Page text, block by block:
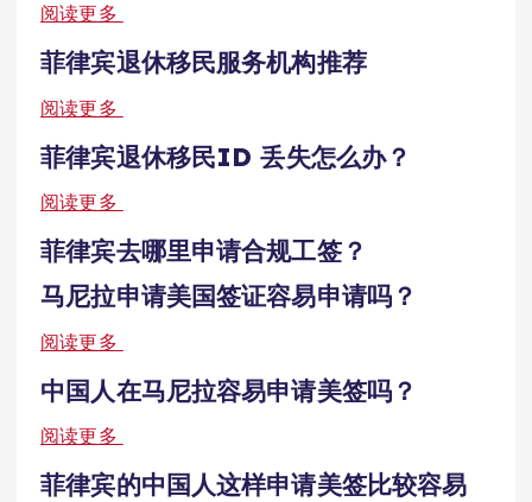
阅读更多
菲律宾退休移民服务机构推荐
阅读更多
菲律宾退休移民ID 丢失怎么办？
阅读更多
菲律宾去哪里申请合规工签？
马尼拉申请美国签证容易申请吗？
阅读更多
中国人在马尼拉容易申请美签吗？
阅读更多
菲律宾的中国人这样申请美签比较容易